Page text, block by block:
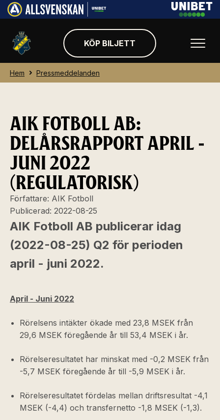
KÖP BILJETT
Hem Pressmeddelanden
AIK FOTBOLL AB:
DELÅRSRAPPORT APRIL -
JUNI 2022
(REGULATORISK)
Författare: AIK Fotboll
Publicerad: 2022-08-25
AIK Fotboll AB publicerar idag
(2022-08-25) Q2 för perioden
april - juni 2022.
April - Juni 2022
Rörelsens intäkter ökade med 23,8 MSEK från
29,6 MSEK föregående år till 53,4 MSEK i år.
Rörelseresultatet har minskat med -0,2 MSEK från
-5,7 MSEK föregående år till -5,9 MSEK i år.
Rörelseresultatet fördelas mellan driftsresultat -4,1
MSEK (-4,4) och transfernetto -1,8 MSEK (-1,3).